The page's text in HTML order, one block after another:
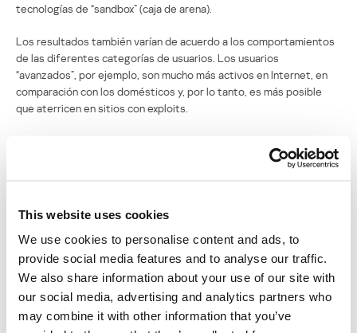
This website uses cookies
We use cookies to personalise content and ads, to
provide social media features and to analyse our traffic.
We also share information about your use of our site with
our social media, advertising and analytics partners who
may combine it with other information that you’ve
tecnologías de “sandbox” (caja de arena).
Los resultados también varían de acuerdo a los comportamientos
de las diferentes categorías de usuarios. Los usuarios
“avanzados”, por ejemplo, son mucho más activos en Internet, en
comparación con los domésticos y, por lo tanto, es más posible
que aterricen en sitios con exploits.
ataques repelidos en los navegadores.
Navegador Cantidad de ataques repelidos
CHROME.EXE 73770843
FIREFOX.EXE 65941246